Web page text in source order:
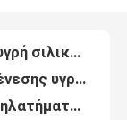
400 τόνων Σιλικόνη μηχανή για την κατασκευή Σιλικόνης Injection Molding για τα κατοικίδια
200 προϊόντα μωρών σιλικόνης KN που κατασκευάζουν τη μηχανή σχηματοποίησης εγχύσεων σιλικόνης μηχανών
Αυτοματοποιημένη Μηχανή Τυποποίησης Σίλικονης για Προϊόντα Σίλικονης για Βρέφη